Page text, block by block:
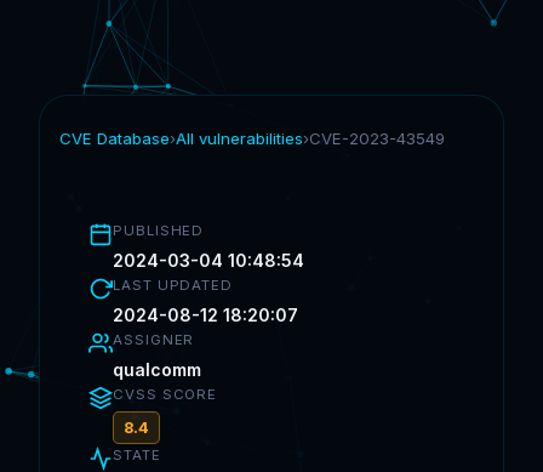
CVE Database›All vulnerabilities›CVE-2023-43549
PUBLISHED
2024-03-04 10:48:54
LAST UPDATED
2024-08-12 18:20:07
ASSIGNER
qualcomm
CVSS SCORE
8.4
STATE